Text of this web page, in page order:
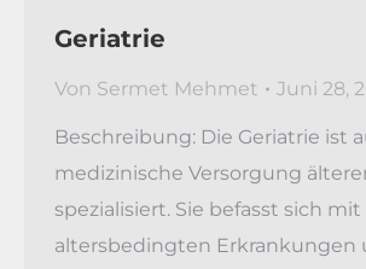
Geriatrie
Von Sermet Mehmet Juni 28,
Beschreibung: Die Geriatrie ist
medizinische Versorgung
spezialisiert. Sie befasst sich mit
altersbedingten Erkrankungen